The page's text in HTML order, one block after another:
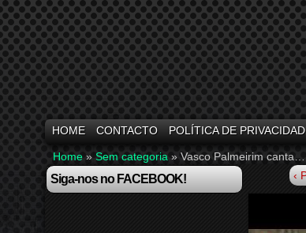
HOME CONTACTO POLÍTICA DE
Home » Sem categoria » Vasco Palmeirim
Siga-nos no FACEBOOK! ‹